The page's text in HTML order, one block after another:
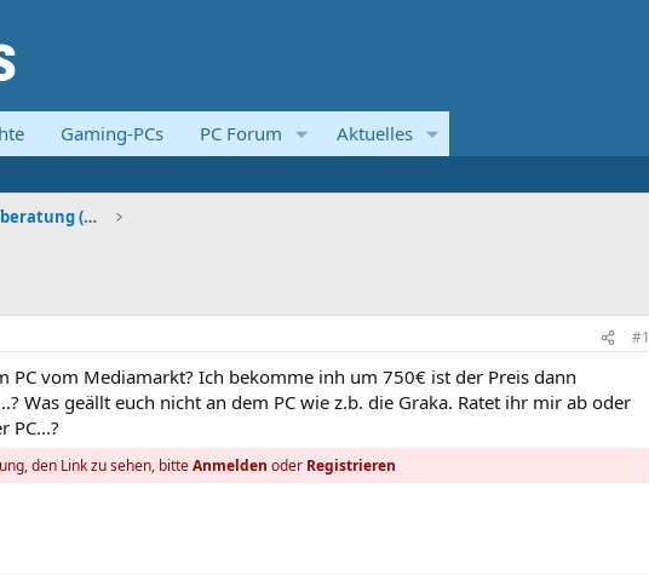
Gaming-PCs PC Forum Aktuelles
Systemvorstellungen und Kaufberatung (Komplettsyst
#1
PC vom Mediamarkt? Ich bekomme inh um 750€ ist der Preis dann
Was geällt euch nicht an dem PC wie z.b. die Graka. Ratet ihr mir ab oder
PC...?
den Link zu sehen, bitteAnmelden oder Registrieren